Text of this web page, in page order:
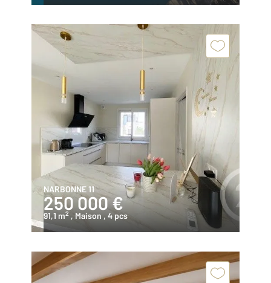
NARBONNE 11
250 000 €
91,1 m2 , Maison , 4 pcs